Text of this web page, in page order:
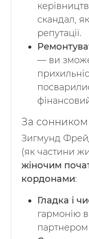
скандал,
репутації.
— ви
За
Зигмунд
(як частини
жіночим
кордонами:
Гладка і
гармонію
партнером